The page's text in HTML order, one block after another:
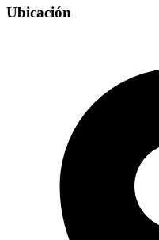
Ubicación